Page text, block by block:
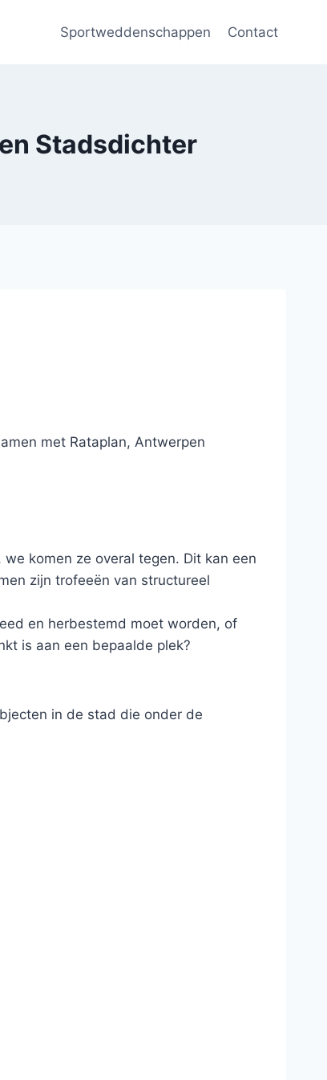
Sportweddenschappen Contact
Stadsdichter
met Rataplan, Antwerpen
komen ze overal tegen. Dit kan een
zijn trofeeën van structureel
en herbestemd moet worden, of
is aan een bepaalde plek?
in de stad die onder de